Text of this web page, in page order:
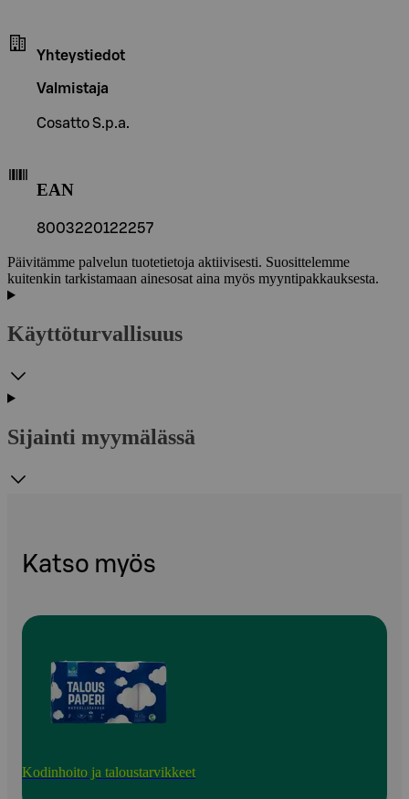
Yhteystiedot
Valmistaja
Cosatto S.p.a.
EAN
8003220122257
Päivitämme palvelun tuotetietoja aktiivisesti. Suosittelemme
kuitenkin tarkistamaan ainesosat aina myös myyntipakkauksesta.
Käyttöturvallisuus
Sijainti myymälässä
Katso myös
Kodinhoito ja taloustarvikkeet